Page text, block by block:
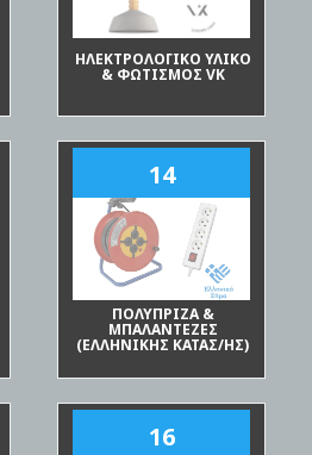
ΗΛΕΚΤΡΟΛΟΓΙΚΟ ΥΛΙΚΟ
& ΦΩΤΙΣΜΟΣ VK
14
ΠΟΛΥΠΡΙΖΑ &
ΜΠΑΛΑΝΤΕΖΕΣ
(ΕΛΛΗΝΙΚΗΣ ΚΑΤΑΣ/ΗΣ)
16